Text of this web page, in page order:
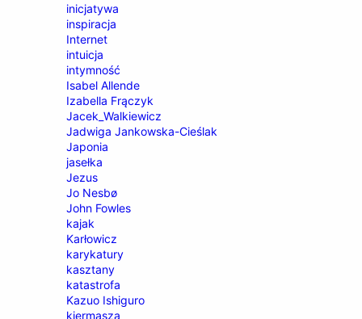
inicjatywa
inspiracja
Internet
intuicja
intymność
Isabel Allende
Izabella Frączyk
Jacek_Walkiewicz
Jadwiga Jankowska-Cieślak
Japonia
jasełka
Jezus
Jo Nesbø
John Fowles
kajak
Karłowicz
karykatury
kasztany
katastrofa
Kazuo Ishiguro
kiermasza